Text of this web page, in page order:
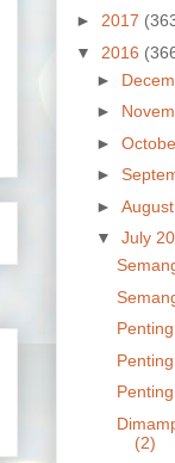
► 2017
▼ 2016
►
►
►
►
►
▼ July
(2)